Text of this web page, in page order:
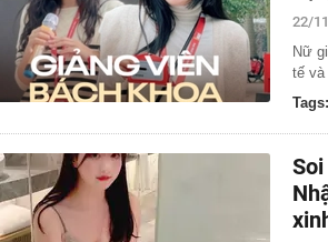
22/
Nữ
tế và
Tags: